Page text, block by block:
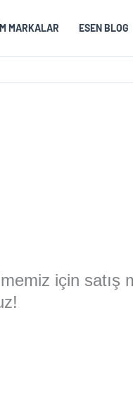
MARKALAR ESEN BLOG
için satış